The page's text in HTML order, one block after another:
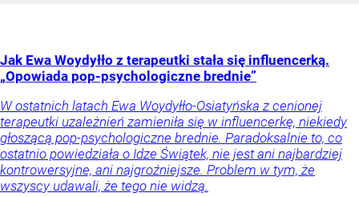
Jak Ewa Woydyłło z terapeutki stała się influencerką.
„Opowiada pop-psychologiczne brednie”
W ostatnich latach Ewa Woydyłło-Osiatyńska z cenionej
terapeutki uzależnień zamieniła się w influencerkę, niekiedy
głoszącą pop-psychologiczne brednie. Paradoksalnie to, co
ostatnio powiedziała o Idze Świątek, nie jest ani najbardziej
kontrowersyjne, ani najgroźniejsze. Problem w tym, że
wszyscy udawali, że tego nie widzą.